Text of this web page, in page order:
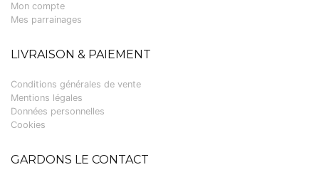
Mon compte
Mes parrainages
LIVRAISON & PAIEMENT
Conditions générales de vente
Mentions légales
Données personnelles
Cookies
GARDONS LE CONTACT